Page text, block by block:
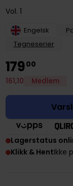
Vol. 1
Engelsk
Tegneserier
17900
161,10 Medlem
Lagerstatus
Klikk & HentIkke